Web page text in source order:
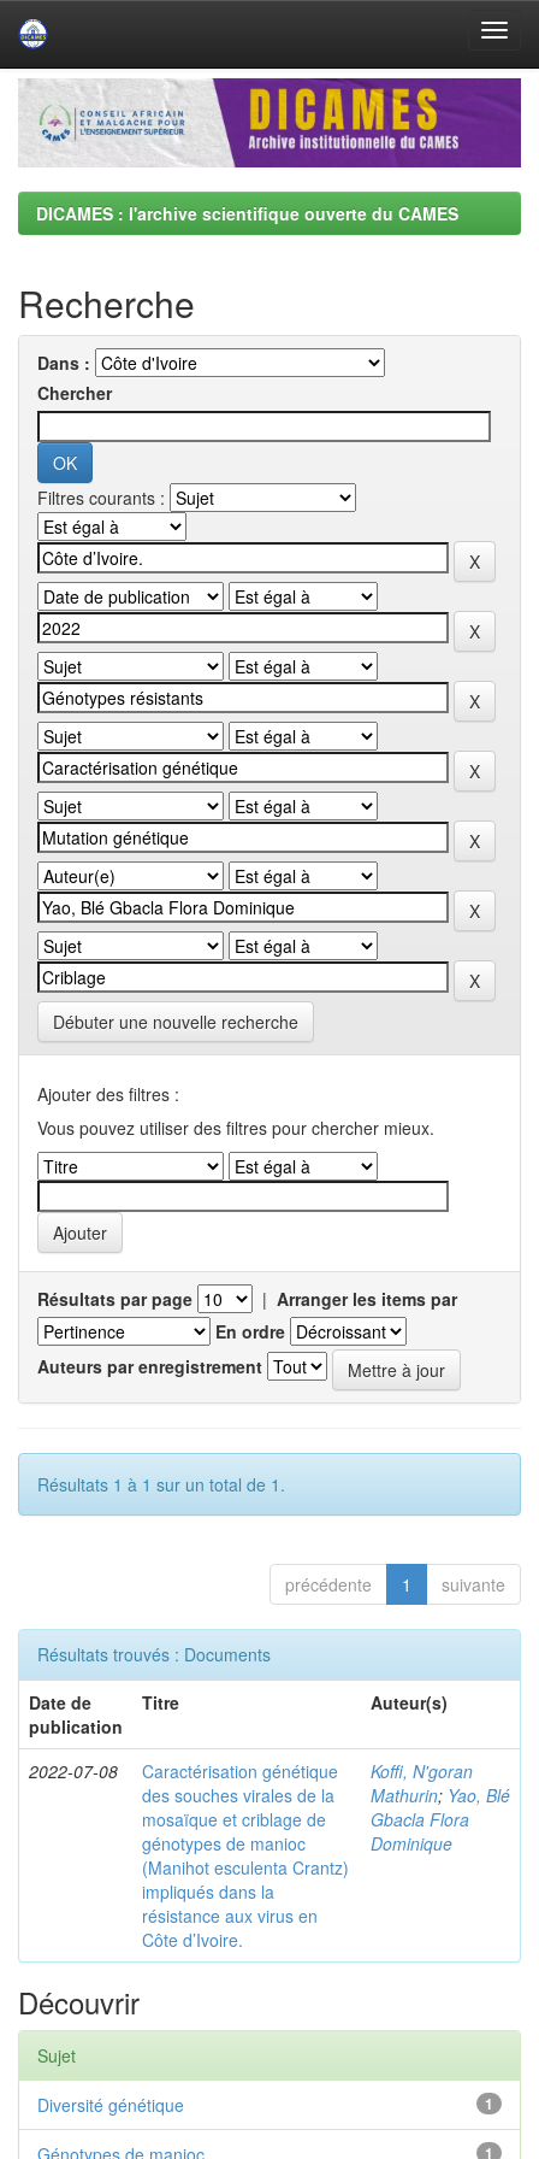
Skip
navigation
DICAMES : l'archive scientifique ouverte du CAMES
Recherche
Dans :
Chercher
Filtres courants :
Débuter une nouvelle recherche
Ajouter des filtres :
Vous pouvez utiliser des filtres pour chercher mieux.
Résultats par page | Arranger les items par
En ordre
Auteurs par enregistrement
Résultats 1 à 1 sur un total de 1.
précédente 1 suivante
Résultats trouvés : Documents
Date de
publication
Titre Auteur(s)
2022-07-08
Caractérisation génétique
des souches virales de la
mosaïque et criblage de
génotypes de manioc
(Manihot esculenta Crantz)
impliqués dans la
résistance aux virus en
Côte d’Ivoire.
Koffi, N'goran
Mathurin; Yao, Blé
Gbacla Flora
Dominique
Découvrir
Sujet
1
Diversité génétique
1
Génotypes de manioc